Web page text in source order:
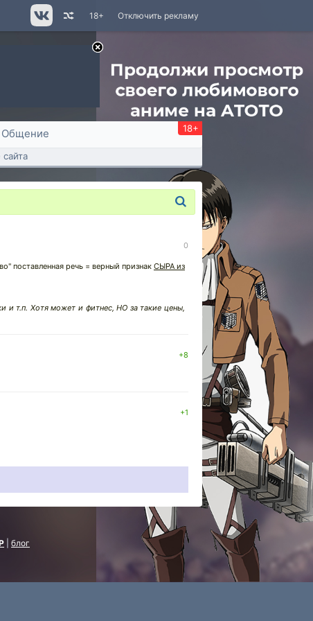
Отключить рекламу
18+
Общение 18+
0
поставленная речь = верный признак СЫРА из
и т.п. Хотя может и фитнес, НО за такие цены,
+8
+1
блог